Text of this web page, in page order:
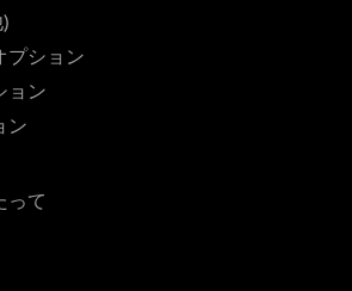
プション
ョン
ン
って